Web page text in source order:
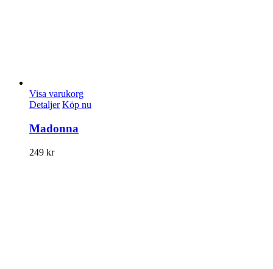
Visa varukorg
Detaljer Köp nu
Madonna
249 kr